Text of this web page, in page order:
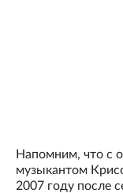
Напомним, что с
музыкантом
2007 году после